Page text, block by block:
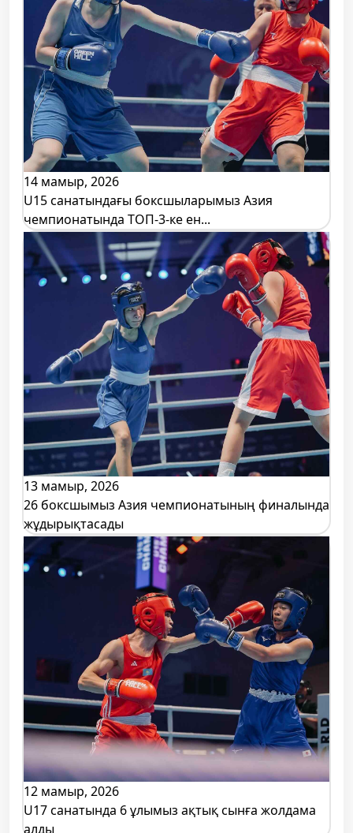
14 мамыр, 2026
U15 санатындағы боксшыларымыз Азия
чемпионатында ТОП-3-ке ен...
13 мамыр, 2026
26 боксшымыз Азия чемпионатының финалында
жұдырықтасады
12 мамыр, 2026
U17 санатында 6 ұлымыз ақтық сынға жолдама
алды